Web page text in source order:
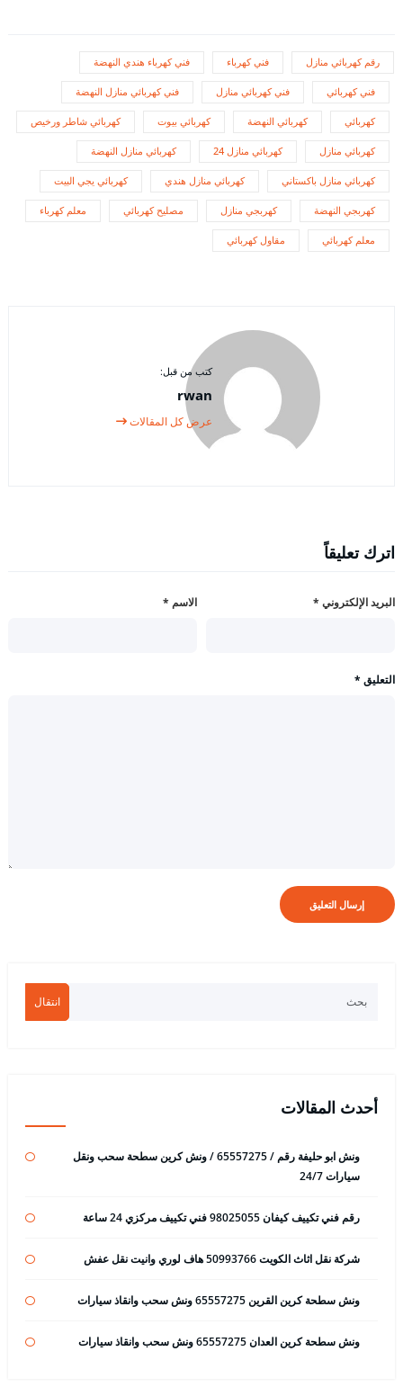
رقم كهربائي منازل فني كهرباء فني كهرباء هندي النهضة
فني كهربائي فني كهربائي منازل فني كهربائي منازل النهضة
كهربائي كهربائي النهضة كهربائي بيوت كهربائي شاطر ورخيص
كهربائي منازل كهربائي منازل 24 كهربائي منازل النهضة
كهربائي منازل باكستاني كهربائي منازل هندي كهربائي يجي البيت
كهربجي النهضة كهربجي منازل مصليح كهربائي معلم كهرباء
معلم كهربائي مقاول كهربائي
كتب من قبل:
rwan
عرض كل المقالات
اترك تعليقاً
الاسم * البريد الإلكتروني *
التعليق *
انتقال
أحدث المقالات
ونش ابو حليفة رقم / 65557275 / ونش كرين سطحة سحب ونقل
سيارات 24/7
رقم فني تكييف كيفان 98025055 فني تكييف مركزي 24 ساعة
شركة نقل اثاث الكويت 50993766 هاف لوري وانيت نقل عفش
ونش سطحة كرين القرين 65557275 ونش سحب وانقاذ سيارات
ونش سطحة كرين العدان 65557275 ونش سحب وانقاذ سيارات